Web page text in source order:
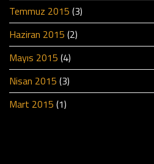
Temmuz 2015 (3)
Haziran 2015 (2)
Mayıs 2015 (4)
Nisan 2015 (3)
Mart 2015 (1)